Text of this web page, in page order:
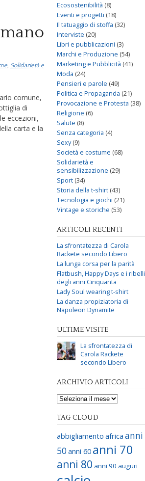
, Solidarietà e
comune,
di
eccezioni,
carta e la
Ecosostenibilità (8)
Eventi e progetti (18)
Il tatuaggio di stoffa (32)
Interviste (20)
Libri e pubblicazioni (3)
Marchi e Produzione (54)
Marketing e Pubblicità (41)
Moda (24)
Pensieri e parole (49)
Politica e Propaganda (21)
Provocazione e Protesta (38)
Religione (6)
Salute (8)
Senza categoria (4)
Sexy(9)
Società e costume (68)
Solidarietà e
sensibilizzazione (29)
Sport (34)
Storia della t-shirt (43)
Tecnologia e giochi (21)
Vintage e storiche (53)
ARTICOLI RECENTI
La sfrontatezza di Carola
Rackete secondo Libero
La lunga corsa per la parità
Flatbush, Happy Days e i ribelli
degli anni Cinquanta
Lady Soul wearing t-shirt
La danza propiziatoria di
Napoleon Dynamite
ULTIME VISITE
La sfrontatezza di
Carola Rackete
secondo Libero
ARCHIVIO ARTICOLI
TAG CLOUD
abbigliamento africa anni
50anni 60 anni 70
anni 80 anni 90 auguri